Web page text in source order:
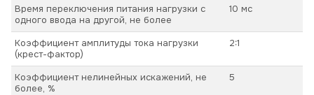
Время переключения питания нагрузки с
одного ввода на другой, не более
10 мс
Коэффициент амплитуды тока нагрузки
(крест-фактор)
2:1
Коэффициент нелинейных искажений, не
более, %
5